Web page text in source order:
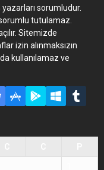
sorumludur.
tutulamaz.
Sitemizde
izin alınmaksızın
kullanılamaz ve